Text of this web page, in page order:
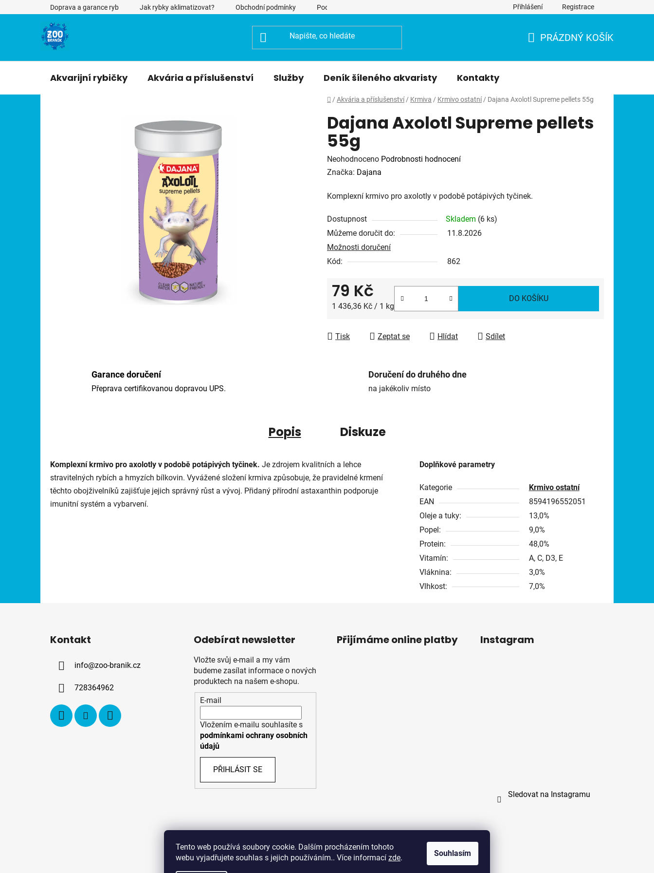
Tento web používá soubory cookie. Dalším procházením tohoto
webu vyjadřujete souhlas s jejich používáním.. Více informací zde. Souhlasím
na
Doprava a garance ryb Jak rybky aklimatizovat? Obchodní podmínky Podmínky ochrany osobních údajů Přihlášení Registrace
PRÁZDNÝ KOŠÍK
Akvarijní rybičky Akvária a příslušenství Služby Deník šíleného akvaristy Kontakty
Domů
/ Akvária a příslušenství / Krmiva / Krmivo ostatní / Dajana Axolotl Supreme pellets 55g
Dajana Axolotl Supreme pellets
55g
Průměrné
hodnocení
je
z
5
hvězdiček.
Neohodnoceno Podrobnosti hodnocení
Značka: Dajana
Komplexní krmivo pro axolotly v podobě potápivých tyčinek.
Dostupnost Skladem (6 ks)
Můžeme doručit do:
11.8.2026
Možnosti doručení
Kód:
862
79 Kč
Měrná cena:
1 436,36 Kč / 1 kg
DO KOŠÍKU
Tisk Zeptat se Hlídat Sdílet
Garance doručení
Přeprava certifikovanou dopravou UPS.
Doručení do druhého dne
na jakékoliv místo
Popis Diskuze
Komplexní krmivo pro axolotly v podobě potápivých tyčinek. Je zdrojem kvalitních a lehce
stravitelných rybích a hmyzích bílkovin. Vyvážené složení krmiva způsobuje, že pravidelné krmení
těchto obojživelníků zajišťuje jejich správný růst a vývoj. Přidaný přírodní astaxanthin podporuje
imunitní systém a vybarvení.
Doplňkové parametry
Kategorie
Krmivo ostatní
EAN
8594196552051
Oleje a tuky:
13,0%
Popel:
9,0%
Protein:
48,0%
Vitamín:
A, C, D3, E
Vláknina:
3,0%
Vlhkost:
7,0%
Kontakt
info@zoo-branik.cz
728364962
Odebírat newsletter
Vložte svůj e-mail a my vám
budeme zasílat informace o nových
produktech na našem e-shopu.
E-mail
Vložením e-mailu souhlasíte s
podmínkami ochrany osobních
údajů
PŘIHLÁSIT SE
Přijímáme online platby Instagram
Sledovat na Instagramu
PPL UPS
Copyright (c) 2011 - 2026 zoo-branik.cz - Všechna práva vyhrazena